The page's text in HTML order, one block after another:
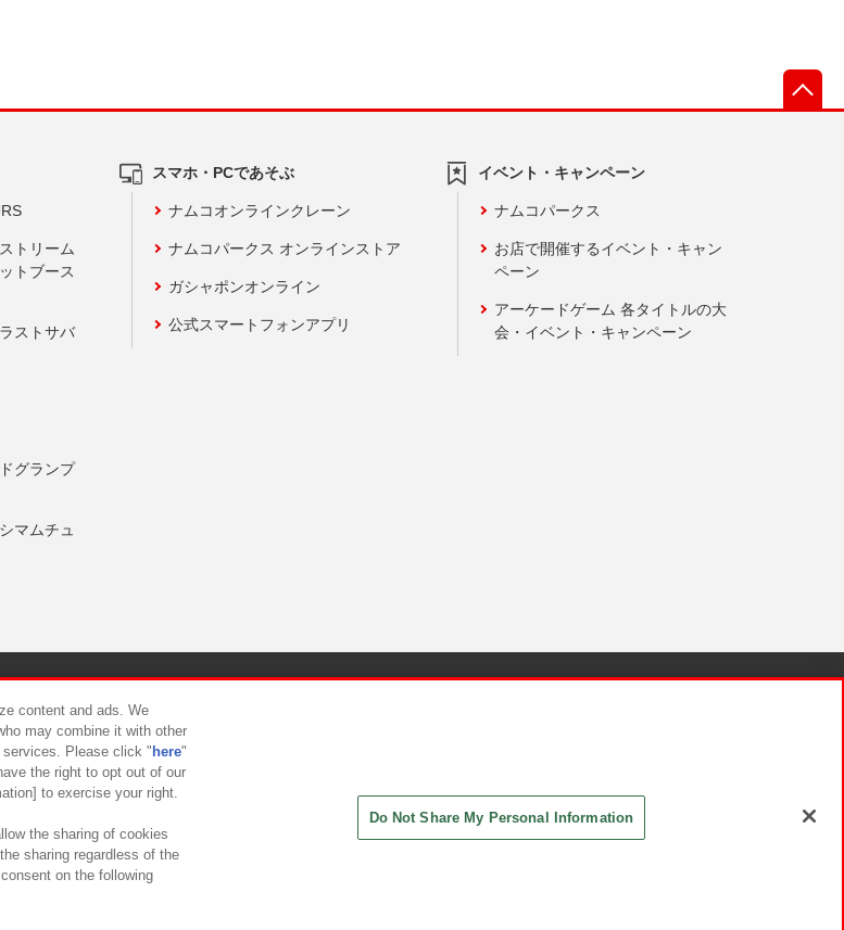
トリーム
トブース
ストサバ
グランプ
マムチュ
スマホ・PCであそぶ
ナムコオンラインクレーン
ナムコパークス オンラインストア
ガシャポンオンライン
公式スマートフォンアプリ
イベント・キャンペーン
ナムコパークス
お店で開催するイベント・キャン
ペーン
アーケードゲーム 各タイトルの大
会・イベント・キャンペーン
マーハラスメント対応方針
content and ads. We
may combine it with other
services. Please click " here"
the right to opt out of our
to exercise your right.
the sharing of cookies
sharing regardless of the
on the following
Do Not Share My Personal Information